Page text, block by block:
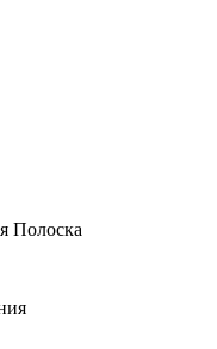
Полоска